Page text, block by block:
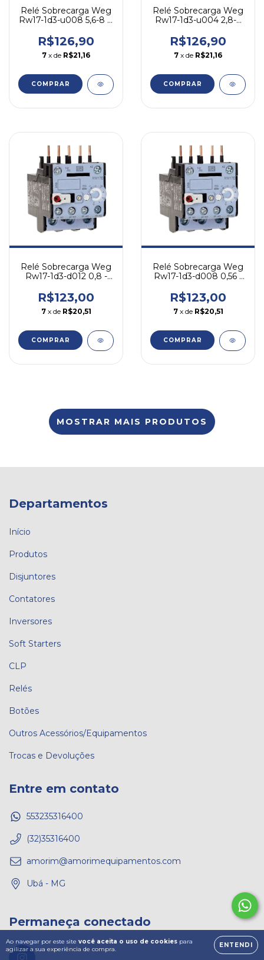
Ao navegar por este site você aceita o uso de cookies para
agilizar a sua experiência de compra.
ENTENDI
Relé Sobrecarga Weg
Rw17-1d3-u008 5,6-8 A
R$126,90
7 x de R$21,16
COMPRAR
Relé Sobrecarga Weg
Rw17-1d3-u004 2,8-4
R$126,90
7 x de R$21,16
COMPRAR
Relé Sobrecarga Weg
Rw17-1d3-d012 0,8 -
R$123,00
7 x de R$20,51
COMPRAR
Relé Sobrecarga Weg
Rw17-1d3-d008 0,56 -
R$123,00
7 x de R$20,51
COMPRAR
MOSTRAR MAIS PRODUTOS
Departamentos
Início
Produtos
Disjuntores
Contatores
Inversores
Soft Starters
CLP
Relés
Botões
Outros Acessórios/Equipamentos
Trocas e Devoluções
Entre em contato
553235316400
(32)35316400
amorim@amorimequipamentos.com
Ubá - MG
Permaneça conectado